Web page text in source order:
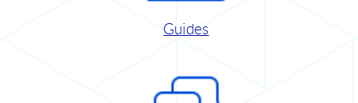
Guides